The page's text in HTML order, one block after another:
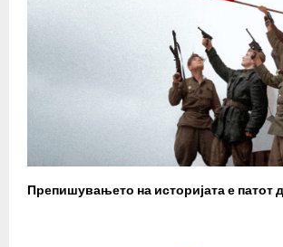
Препишувањето на историјата е патот